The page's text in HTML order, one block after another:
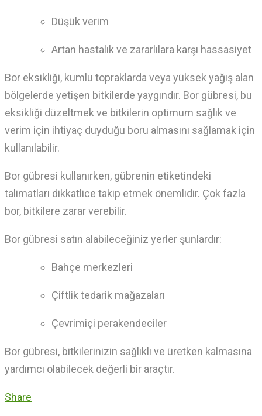
Düşük verim
Artan hastalık ve zararlılara karşı hassasiyet
Bor eksikliği, kumlu topraklarda veya yüksek yağış alan
bölgelerde yetişen bitkilerde yaygındır. Bor gübresi, bu
eksikliği düzeltmek ve bitkilerin optimum sağlık ve
verim için ihtiyaç duyduğu boru almasını sağlamak için
kullanılabilir.
Bor gübresi kullanırken, gübrenin etiketindeki
talimatları dikkatlice takip etmek önemlidir. Çok fazla
bor, bitkilere zarar verebilir.
Bor gübresi satın alabileceğiniz yerler şunlardır:
Bahçe merkezleri
Çiftlik tedarik mağazaları
Çevrimiçi perakendeciler
Bor gübresi, bitkilerinizin sağlıklı ve üretken kalmasına
yardımcı olabilecek değerli bir araçtır.
Share